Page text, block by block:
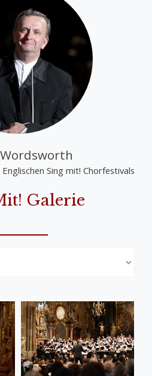
Sing mit! Chorfestivals
Galerie